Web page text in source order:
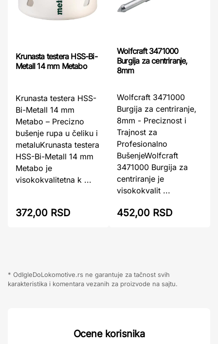
Krunasta testera HSS-Bi-
Metall 14 mm Metabo
Krunasta testera HSS-
Bi-Metall 14 mm
Metabo – Precizno
bušenje rupa u čeliku i
metaluKrunasta testera
HSS-Bi-Metall 14 mm
Metabo je
visokokvalitetna k ...
372,00 RSD
Wolfcraft 3471000
Burgija za centriranje,
8mm
Wolfcraft 3471000
Burgija za centriranje,
8mm - Preciznost i
Trajnost za
Profesionalno
BušenjeWolfcraft
3471000 Burgija za
centriranje je
visokokvalit ...
452,00 RSD
* OdIgleDoLokomotive.rs ne garantuje za tačnost svih
karakteristika i komentara vezanih za proizvode na sajtu.
Ocene korisnika